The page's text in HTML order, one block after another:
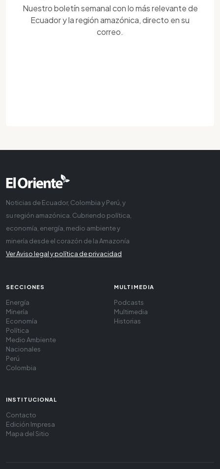
Nuestro boletín semanal con lo más relevante de
Ecuador y la región amazónica, directo en su
correo.
Noticias de Ecuador, Colombia y Perú, y
su región amazónica. Cubriendo política,
economía, energía, medio ambiente y
minería desde el corazón de la Amazonía
Ver Aviso legal y política de privacidad
SECCIONES
Energía
Minería
Economía
Política
Medio Ambiente
Nacionales
Perú
Colombia
MULTIMEDIA
Podcasts
Multimedia
Historias
INSTITUCIONAL
Contacto
Edición Impresa
Mapa del Sitio